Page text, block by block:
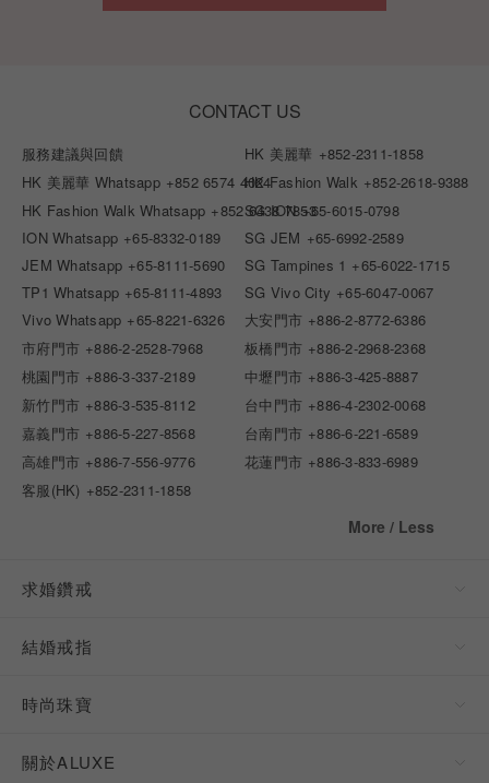
CONTACT US
服務建議與回饋 HK 美麗華 +852-2311-1858
HK 美麗華 Whatsapp +852 6574 4024HK Fashion Walk +852-2618-9388
HK Fashion Walk Whatsapp +852 6438 7853
SG ION +65-6015-0798
ION Whatsapp +65-8332-0189 SG JEM +65-6992-2589
JEM Whatsapp +65-8111-5690 SG Tampines 1 +65-6022-1715
TP1 Whatsapp +65-8111-4893 SG Vivo City +65-6047-0067
Vivo Whatsapp +65-8221-6326 大安門市 +886-2-8772-6386
市府門市 +886-2-2528-7968 板橋門市 +886-2-2968-2368
桃園門市 +886-3-337-2189 中壢門市 +886-3-425-8887
新竹門市 +886-3-535-8112 台中門市 +886-4-2302-0068
嘉義門市 +886-5-227-8568 台南門市 +886-6-221-6589
高雄門市 +886-7-556-9776 花蓮門市 +886-3-833-6989
客服(HK) +852-2311-1858
More / Less
求婚鑽戒
結婚戒指
時尚珠寶
關於ALUXE